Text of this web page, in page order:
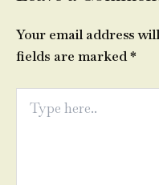
Your email address
fields are marked*
here..